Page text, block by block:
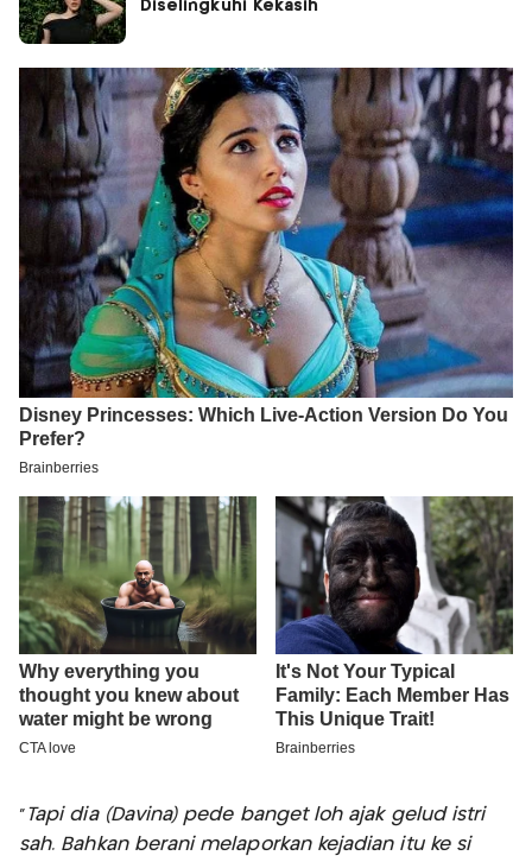
Diselingkuhi Kekasih
“ Tapi dia (Davina) pede banget loh ajak gelud istri
sah. Bahkan berani melaporkan kejadian itu ke si